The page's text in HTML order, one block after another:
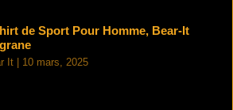
de Sport Pour Homme, Bear-It
It 10 mars, 2025